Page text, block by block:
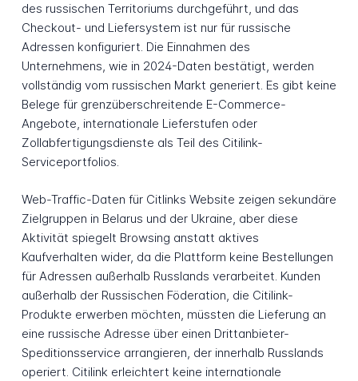
des russischen Territoriums durchgeführt, und das
Checkout- und Liefersystem ist nur für russische
Adressen konfiguriert. Die Einnahmen des
Unternehmens, wie in 2024-Daten bestätigt, werden
vollständig vom russischen Markt generiert. Es gibt keine
Belege für grenzüberschreitende E-Commerce-
Angebote, internationale Lieferstufen oder
Zollabfertigungsdienste als Teil des Citilink-
Serviceportfolios.
Web-Traffic-Daten für Citlinks Website zeigen sekundäre
Zielgruppen in Belarus und der Ukraine, aber diese
Aktivität spiegelt Browsing anstatt aktives
Kaufverhalten wider, da die Plattform keine Bestellungen
für Adressen außerhalb Russlands verarbeitet. Kunden
außerhalb der Russischen Föderation, die Citilink-
Produkte erwerben möchten, müssten die Lieferung an
eine russische Adresse über einen Drittanbieter-
Speditionsservice arrangieren, der innerhalb Russlands
operiert. Citilink erleichtert keine internationale